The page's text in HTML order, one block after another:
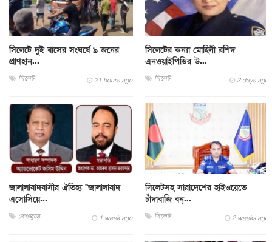
সিলেটে দুই বাসের সংঘর্ষে ৯ জনের
প্রাণহান...
সিলেট 21 hours ago
সিলেটের কন্যা মোহিনী রশিদ
এনওয়াইপিডির উ...
সিলেট 2 days ago
জালালাবাদবাসীর ঐতিহ্য "জালালাবাদ
এসোসিয়ে...
দেশজুড়ে 1 week ago
সিলেটসহ সারাদেশের হাইওয়েতে
চাঁদাবাজি বন্...
সিলেট 2 weeks ago